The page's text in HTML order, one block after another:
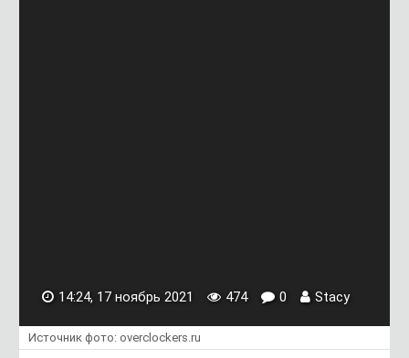
14:24, 17 ноябрь 2021 474 0 Stacy
Источник фото: overclockers.ru